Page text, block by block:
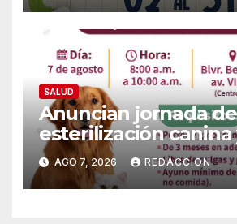
SALUD
Anuncian jornada de
esterilización
en Guaymas este 7
Conoce los
AGO 7, 2026 REDACCION